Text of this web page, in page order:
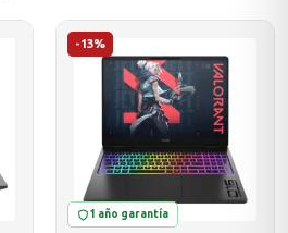
-13%
1 año garantía